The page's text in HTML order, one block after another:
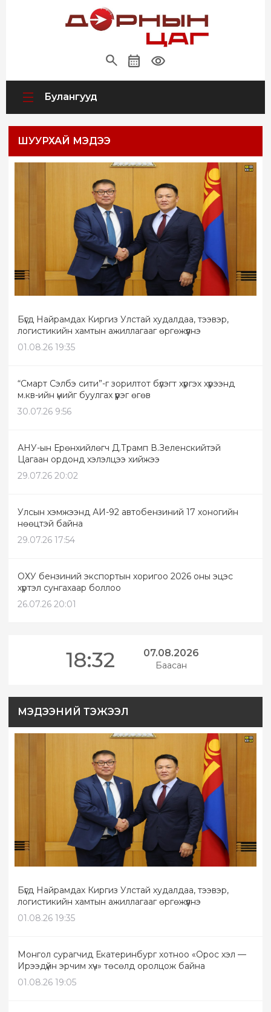
Булангууд
ШУУРХАЙ МЭДЭЭ
Бүгд Найрамдах Киргиз Улстай худалдаа, тээвэр,
логистикийн хамтын ажиллагааг өргөжүүлнэ
01.08.26 19:35
“Смарт Сэлбэ сити”-г зорилтот бүлэгт хүргэх хүрээнд
м.кв-ийн үнийг буулгах үүрэг өгөв
30.07.26 9:56
АНУ-ын Ерөнхийлөгч Д.Трамп В.Зеленскийтэй
Цагаан ордонд хэлэлцээ хийжээ
29.07.26 20:02
Улсын хэмжээнд АИ-92 автобензиний 17 хоногийн
нөөцтэй байна
29.07.26 17:54
ОХУ бензиний экспортын хоригоо 2026 оны эцэс
хүртэл сунгахаар боллоо
26.07.26 20:01
18:32 07.08.2026
Баасан
МЭДЭЭНИЙ ТЭЖЭЭЛ
Бүгд Найрамдах Киргиз Улстай худалдаа, тээвэр,
логистикийн хамтын ажиллагааг өргөжүүлнэ
01.08.26 19:35
Монгол сурагчид Екатеринбург хотноо «Орос хэл —
Ирээдүйн эрчим хүч» төсөлд оролцож байна
01.08.26 19:05